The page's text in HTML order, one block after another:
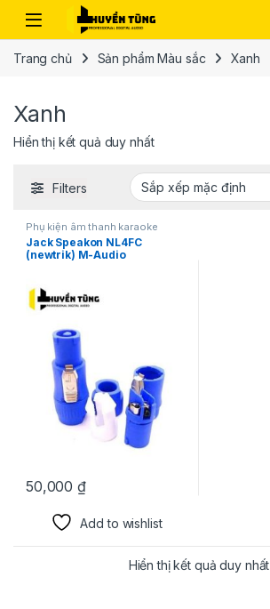
Trang chủ Sản phẩm Màu sắc Xanh
Xanh
Hiển thị kết quả duy nhất
Filters
Phụ kiện âm thanh karaoke
Jack Speakon NL4FC
(newtrik) M-Audio
50,000₫
Add to wishlist
Hiển thị kết quả duy nhất